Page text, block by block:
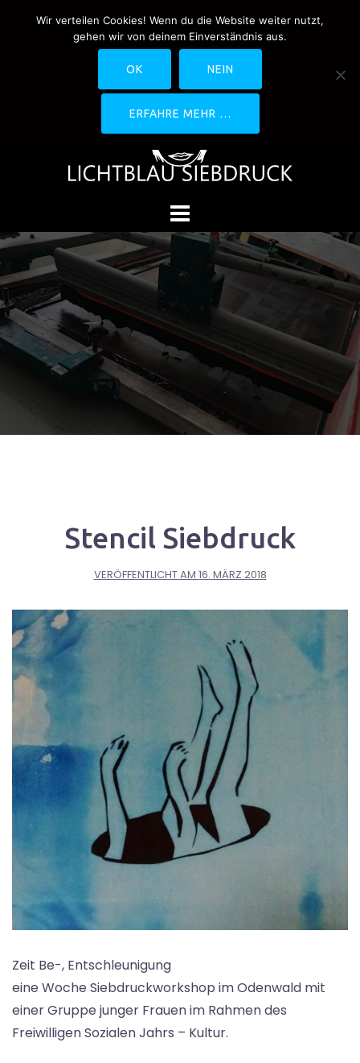
0170-4800361
drucken@lichtblau-
siebdruck.de
Schwedlerstraße 1 - 5 60314
Stencil Siebdruck
VERÖFFENTLICHT AM 16. MÄRZ 2018
Zeit Be-, Entschleunigung
eine Woche Siebdruckworkshop im Odenwald mit
einer Gruppe junger Frauen im Rahmen des
Freiwilligen Sozialen Jahrs – Kultur.
Wir verteilen Cookies! Wenn du die Website weiter nutzt,
gehen wir von deinem Einverständnis aus.
OK NEIN
ERFAHRE MEHR …